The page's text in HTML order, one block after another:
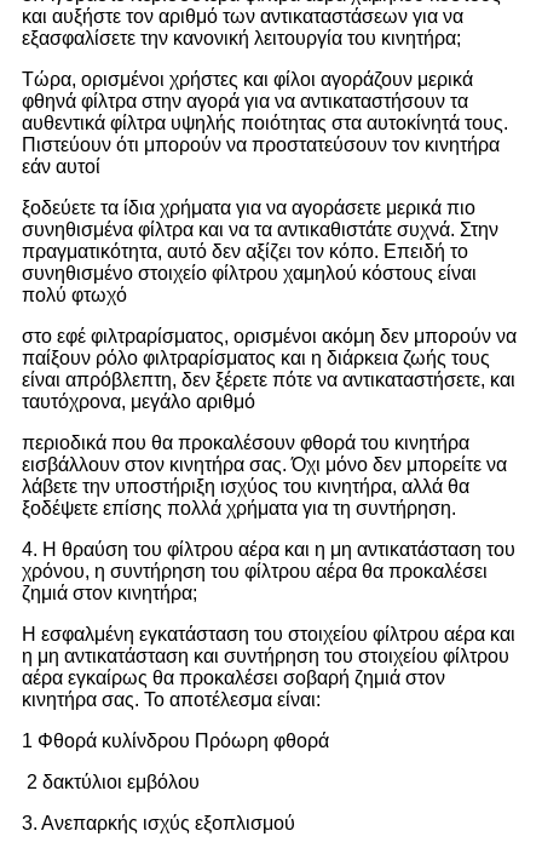
και αυξήστε τον αριθμό των αντικαταστάσεων για να
εξασφαλίσετε την κανονική λειτουργία του κινητήρα;
Τώρα, ορισμένοι χρήστες και φίλοι αγοράζουν μερικά
φθηνά φίλτρα στην αγορά για να αντικαταστήσουν τα
αυθεντικά φίλτρα υψηλής ποιότητας στα αυτοκίνητά τους.
Πιστεύουν ότι μπορούν να προστατεύσουν τον κινητήρα
εάν αυτοί
ξοδεύετε τα ίδια χρήματα για να αγοράσετε μερικά πιο
συνηθισμένα φίλτρα και να τα αντικαθιστάτε συχνά. Στην
πραγματικότητα, αυτό δεν αξίζει τον κόπο. Επειδή το
συνηθισμένο στοιχείο φίλτρου χαμηλού κόστους είναι
πολύ φτωχό
στο εφέ φιλτραρίσματος, ορισμένοι ακόμη δεν μπορούν να
παίξουν ρόλο φιλτραρίσματος και η διάρκεια ζωής τους
είναι απρόβλεπτη, δεν ξέρετε πότε να αντικαταστήσετε, και
ταυτόχρονα, μεγάλο αριθμό
περιοδικά που θα προκαλέσουν φθορά του κινητήρα
εισβάλλουν στον κινητήρα σας. Όχι μόνο δεν μπορείτε να
λάβετε την υποστήριξη ισχύος του κινητήρα, αλλά θα
ξοδέψετε επίσης πολλά χρήματα για τη συντήρηση.
4. Η θραύση του φίλτρου αέρα και η μη αντικατάσταση του
χρόνου, η συντήρηση του φίλτρου αέρα θα προκαλέσει
ζημιά στον κινητήρα;
Η εσφαλμένη εγκατάσταση του στοιχείου φίλτρου αέρα και
η μη αντικατάσταση και συντήρηση του στοιχείου φίλτρου
αέρα εγκαίρως θα προκαλέσει σοβαρή ζημιά στον
κινητήρα σας. Το αποτέλεσμα είναι:
1 Φθορά κυλίνδρου Πρόωρη φθορά
2 δακτύλιοι εμβόλου
3. Ανεπαρκής ισχύς εξοπλισμού